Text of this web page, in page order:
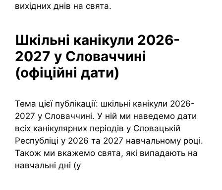
вихідних днів на свята.
Шкільні канікули 2026-
2027 у Словаччині
(офіційні дати)
Тема цієї публікації: шкільні канікули 2026-
2027 у Словаччині. У ній ми наведемо дати
всіх канікулярних періодів у Словацькій
Республіці у 2026 та 2027 навчальному році.
Також ми вкажемо свята, які випадають на
навчальні дні (у